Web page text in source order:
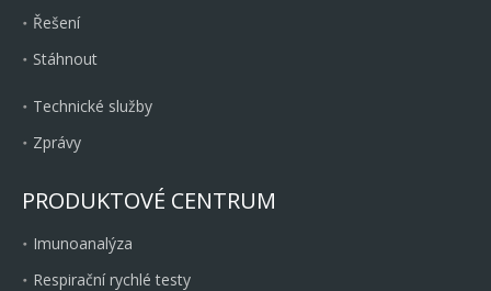
Řešení
Stáhnout
Technické služby
Zprávy
PRODUKTOVÉ CENTRUM
Imunoanalýza
Respirační rychlé testy